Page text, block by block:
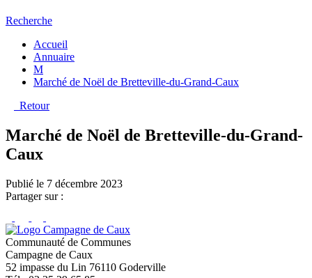
Recherche
Accueil
Annuaire
M
Marché de Noël de Bretteville-du-Grand-Caux
Retour
Marché de Noël de Bretteville-du-Grand-
Caux
Publié le 7 décembre 2023
Partager sur :
Communauté de Communes
Campagne de Caux
52 impasse du Lin 76110 Goderville